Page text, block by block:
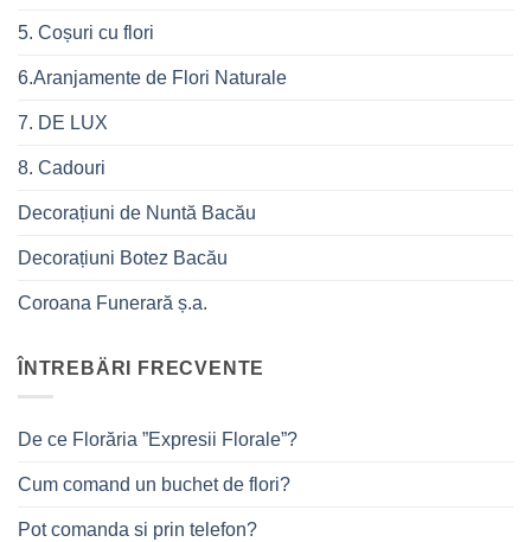
5. Coșuri cu flori
6.Aranjamente de Flori Naturale
7. DE LUX
8. Cadouri
Decorațiuni de Nuntă Bacău
Decorațiuni Botez Bacău
Coroana Funerară ș.a.
ÎNTREBÄRI FRECVENTE
De ce Florăria ”Expresii Florale”?
Cum comand un buchet de flori?
Pot comanda si prin telefon?